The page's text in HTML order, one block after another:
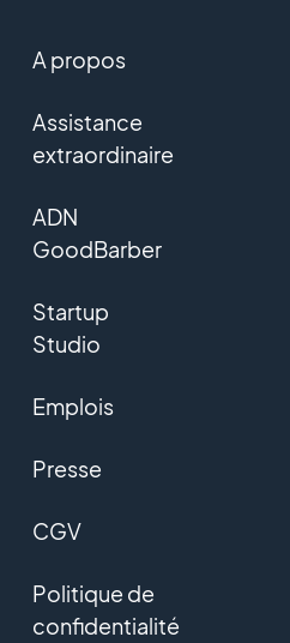
A propos
Assistance
extraordinaire
ADN
GoodBarber
Startup
Studio
Emplois
Presse
CGV
Politique de
confidentialité